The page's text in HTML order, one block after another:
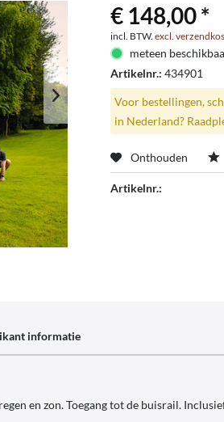
€ 148,00 *
incl. BTW.excl.
meteen
Artikelnr.:434901
Voor bestellingen,
in Nederland?
Onthouden
Artikelnr.:
informatie
en zon. Toegang tot de buisrail.